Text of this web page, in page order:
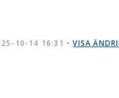
10-14 16:31 •VISA